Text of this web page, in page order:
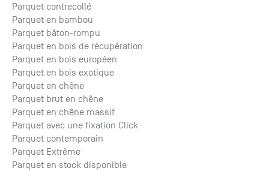
Parquet contrecollé
Parquet en bambou
Parquet bâton-rompu
Parquet en bois de récupération
Parquet en bois européen
Parquet en bois exotique
Parquet en chêne
Parquet brut en chêne
Parquet en chêne massif
Parquet avec une fixation Click
Parquet contemporain
Parquet Extrême
Parquet en stock disponible